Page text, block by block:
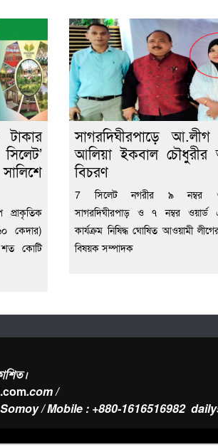
প্রাকৃতিক
কেদার)
শত কোটি
সাগরদিঘীরপাড়ে আ.লীগ
আলিয়া ইকবাল চৌধুরীর
বিচরণ
7 সিলেট নগরীর ৯ নম্বর
সাগরদিঘীরপাড় ও ৭ নম্বর ওয়ার্ড
কার্যক্রম নিষিদ্ধ ঘোষিত আওয়ামী
বিষয়ক সম্পাদক
.com /
/ Mobile : +880-1616516982